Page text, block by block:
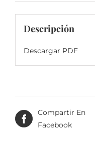
Descripción
Descargar PDF
Compartir En
Facebook